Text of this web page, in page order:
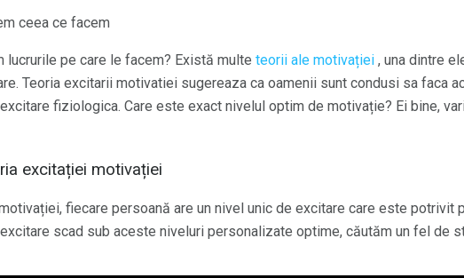
ceea ce facem
lucrurile pe care le facem? Există multe teorii ale motivației , una dintre
Teoria excitarii motivatiei sugereaza ca oamenii sunt condusi sa faca
fiziologica. Care este exact nivelul optim de motivație? Ei bine,
excitației motivației
fiecare persoană are un nivel unic de excitare care este potrivit
scad sub aceste niveluri personalizate optime, căutăm un fel de